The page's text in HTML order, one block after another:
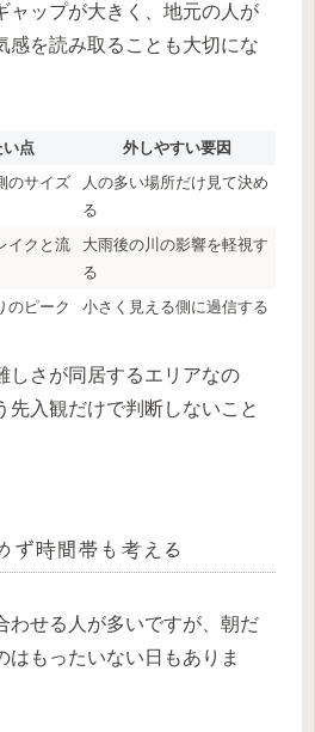
ャップが大きく、地元の人が
感を読み取ることも大切にな
い点
外しやすい要因
のサイズ
人の多い場所だけ見て決め
る
イクと流
大雨後の川の影響を軽視す
る
のピーク 小さく見える側に過信する
しさが同居するエリアなの
先入観だけで判断しないこと
ず時間帯も考える
わせる人が多いですが、朝だ
はもったいない日もありま